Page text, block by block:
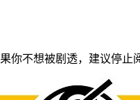
你不想被剧透，建议停止